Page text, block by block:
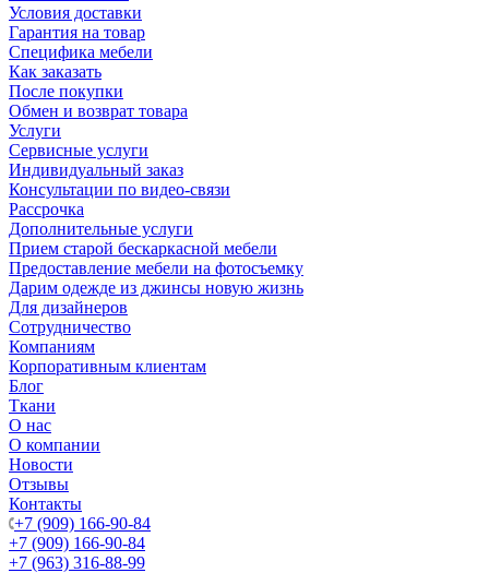
Условия доставки
Гарантия на товар
Специфика мебели
Как заказать
После покупки
Обмен и возврат товара
Услуги
Сервисные услуги
Индивидуальный заказ
Консультации по видео-связи
Рассрочка
Дополнительные услуги
Прием старой бескаркасной мебели
Предоставление мебели на фотосъемку
Дарим одежде из джинсы новую жизнь
Для дизайнеров
Сотрудничество
Компаниям
Корпоративным клиентам
Блог
Ткани
О нас
О компании
Новости
Отзывы
Контакты
+7 (909) 166-90-84
+7 (909) 166-90-84
+7 (963) 316-88-99